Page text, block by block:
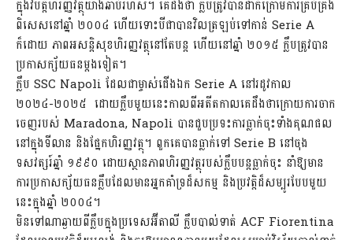
ក្នុងវិបត្តិហិរញ្ញវត្ថុយ៉ាងឆាប់រហ័ស។ គេដឹងថា ក្លឹបត្រូវបានដាក់ក្រោមការគ្រប់គ្រង
ពិសេសនៅឆ្នាំ ២០០៤ ហើយទោះបីជាបានវិលត្រឡប់ទៅកាន់ Serie A
ក៏ដោយ ភាពអសន្តិសុខហិរញ្ញវត្ថុនៅតែបន្ត ហើយនៅឆ្នាំ ២០១៥ ក្លឹបត្រូវបាន
ប្រកាសក្ស័យធនម្ដងទៀត។
ក្លឹប SSC Napoli ដែលជាម្ចាស់ជើងឯក Serie A នៅរដូវកាល
២០២៤-២០២៥ ដោយក្លឹបមួយនេះកាលពីអតីតកាលគេដឹងថាក្រោយការចាក
ចេញរបស់ Maradona, Napoli បានជួបប្រទះការធ្លាក់ចុះទាំងគុណផល
នៅក្នុងទីលាន និងផ្នែកហិរញ្ញវត្ថុ។ ពួកគេបានធ្លាក់ទៅ Serie B នៅចុង
ទសវត្សរ៍ឆ្នាំ ១៩៩០ ដោយស្ថានភាពហិរញ្ញវត្ថុរបស់ក្លឹបបន្តធ្លាក់ចុះ នាំឱ្យមាន
ការប្រកាសក្ស័យធនក្លឹបដែលមានអ្នកគាំទ្រដ៏សកម្ម និងប្រវត្តិដ៏សម្បូរបែបមួយ
នេះក្នុងឆ្នាំ ២០០៤។
មិនទៅណាឆ្ងាយពីក្លឹបក្នុងប្រទេសអ៊ីតាលី ក្លឹបបាល់ទាត់ ACF Fiorentina